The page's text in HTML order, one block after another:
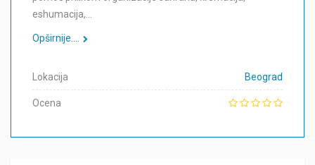
eshumacija,…
Opširnije....
Lokacija Beograd
Ocena